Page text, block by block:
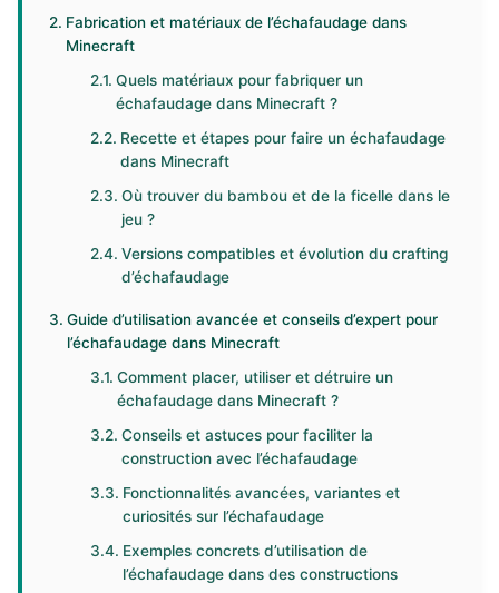
Fabrication et matériaux de l’échafaudage dans
Minecraft
Quels matériaux pour fabriquer un
échafaudage dans Minecraft ?
Recette et étapes pour faire un échafaudage
dans Minecraft
Où trouver du bambou et de la ficelle dans le
jeu ?
Versions compatibles et évolution du crafting
d’échafaudage
Guide d’utilisation avancée et conseils d’expert pour
l’échafaudage dans Minecraft
Comment placer, utiliser et détruire un
échafaudage dans Minecraft ?
Conseils et astuces pour faciliter la
construction avec l’échafaudage
Fonctionnalités avancées, variantes et
curiosités sur l’échafaudage
Exemples concrets d’utilisation de
l’échafaudage dans des constructions